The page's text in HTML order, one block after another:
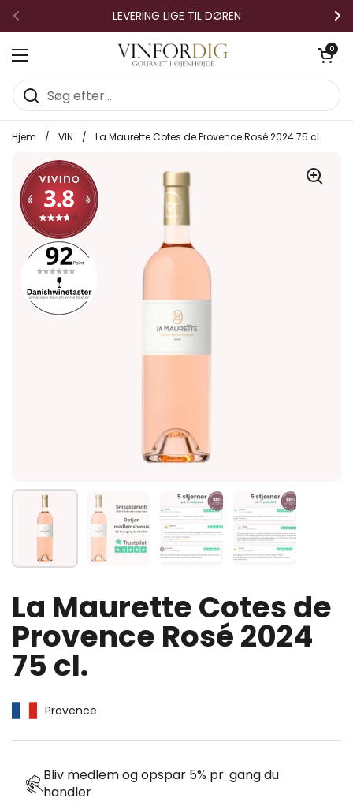
Gå til indhold
Forrige
LEVERING LIGE TIL DØREN
Åbn menuen
Åben
0
Hjem / VIN / La Maurette Cotes de Provence Rosé 2024 75 cl.
Vis slide 1 Vis slide 3 Vis slide 4
La Maurette Cotes de
Provence Rosé 2024
75 cl.
Provence
Bliv medlem og opspar 5% pr. gang du
handler